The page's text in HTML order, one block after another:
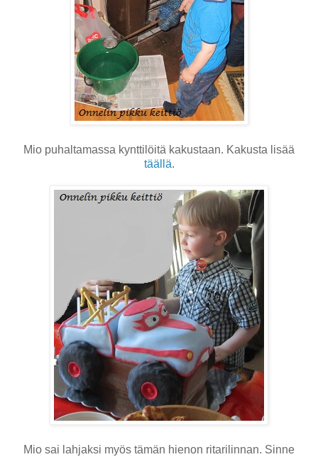
Mio puhaltamassa kynttilöitä kakustaan. Kakusta lisää
täällä.
Mio sai lahjaksi myös tämän hienon ritarilinnan. Sinne